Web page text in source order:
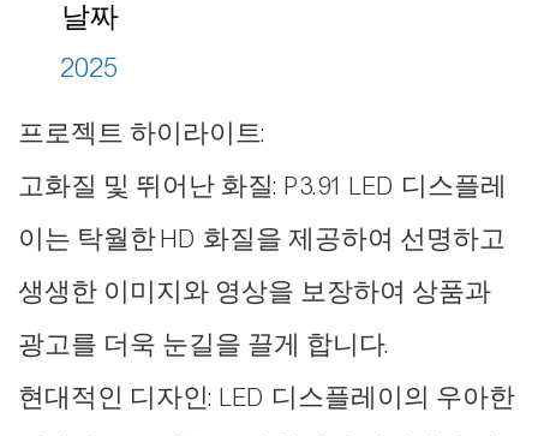
날짜
2025
프로젝트 하이라이트:
고화질 및 뛰어난 화질: P3.91 LED 디스플레
이는 탁월한 HD 화질을 제공하여 선명하고
생생한 이미지와 영상을 보장하여 상품과
광고를 더욱 눈길을 끌게 합니다.
현대적인 디자인: LED 디스플레이의 우아한